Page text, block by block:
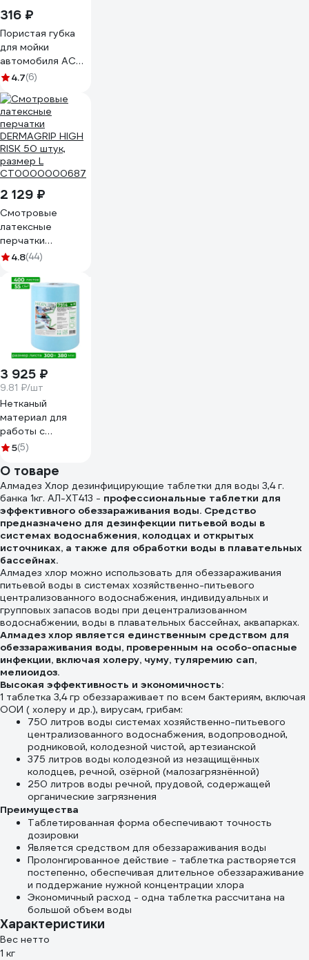
316 ₽
Пористая губка
для мойки
автомобиля ACG
200x130x70 мм,
1009630
4.7(6)
2 129 ₽
Смотровые
латексные
перчатки
DERMAGRIP HIGH
размер L
4.8(44)
3 925 ₽
9.81 ₽/шт
Нетканый
материал для
работы с
чистящими
S90 7914
5(5)
О товаре
Алмадез Хлор дезинфицирующие таблетки для воды 3,4 г.
банка 1кг. АЛ-ХТ413 - профессиональные таблетки для
эффективного обеззараживания воды. Средство
предназначено для дезинфекции питьевой воды в
системах водоснабжения, колодцах и открытых
источниках, а также для обработки воды в плавательных
бассейнах.
Алмадез хлор можно использовать для обеззараживания
питьевой воды в системах хозяйственно-питьевого
централизованного водоснабжения, индивидуальных и
групповых запасов воды при децентрализованном
водоснабжении, воды в плавательных бассейнах, аквапарках.
Алмадез хлор является единственным средством для
обеззараживания воды, проверенным на особо-опасные
инфекции, включая холеру, чуму, туляремию сап,
мелиоидоз.
Высокая эффективность и экономичность:
1 таблетка 3,4 гр обеззараживает по всем бактериям, включая
ООИ ( холеру и др.), вирусам, грибам:
750 литров воды системах хозяйственно-питьевого
централизованного водоснабжения, водопроводной,
родниковой, колодезной чистой, артезианской
375 литров воды колодезной из незащищённых
колодцев, речной, озёрной (малозагрязнённой)
250 литров воды речной, прудовой, содержащей
органические загрязнения
Преимущества
Таблетированная форма обеспечивают точность
дозировки
Является средством для обеззараживания воды
Пролонгированное действие - таблетка растворяется
постепенно, обеспечивая длительное обеззараживание
и поддержание нужной концентрации хлора
Экономичный расход - одна таблетка рассчитана на
большой объем воды
Характеристики
Вес нетто
1 кг